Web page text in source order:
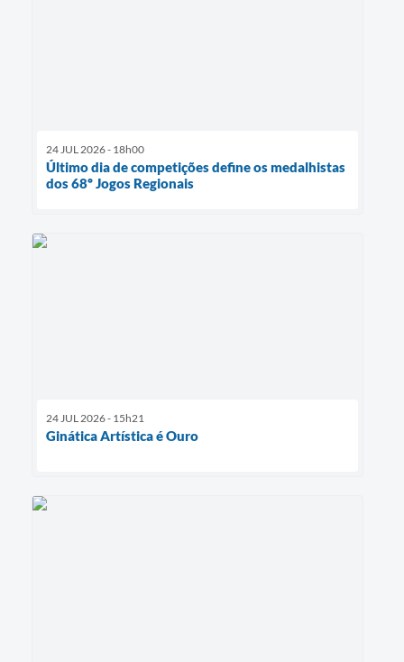
24 JUL 2026 - 18h00
Último dia de competições define os medalhistas
dos 68º Jogos Regionais
24 JUL 2026 - 15h21
Ginática Artística é Ouro